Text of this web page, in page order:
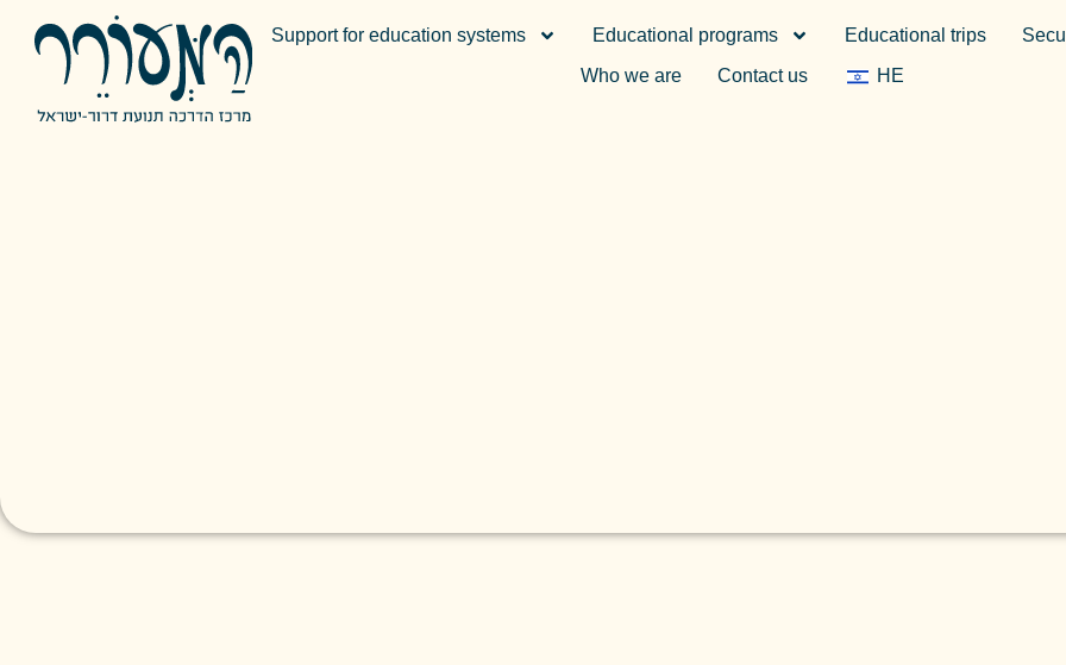
Support for education systems Educational programs Educational trips
Who we are Contact us HE